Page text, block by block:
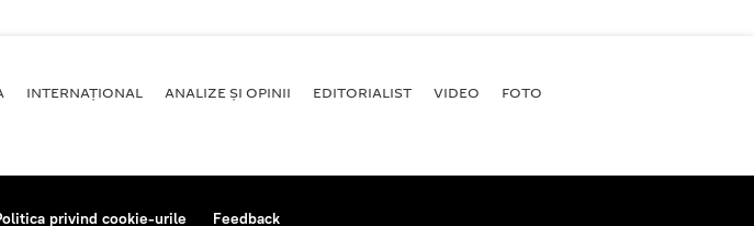
INTERNAŢIONAL ANALIZE ȘI OPINII EDITORIALIST VIDEO FOTO
privind cookie-urile Feedback